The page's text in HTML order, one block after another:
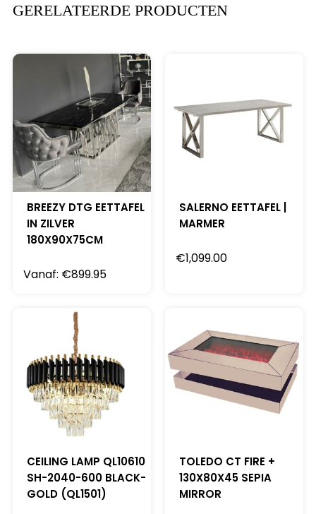
GERELATEERDE PRODUCTEN
BREEZY DTG EETTAFEL
IN ZILVER
180X90X75CM
Vanaf: €899.95
SALERNO EETTAFEL |
MARMER
€1,099.00
CEILING LAMP QL10610
SH-2040-600 BLACK-
GOLD (QL1501)
TOLEDO CT FIRE +
130X80X45 SEPIA
MIRROR